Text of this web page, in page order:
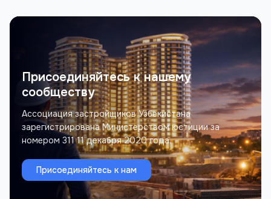
Присоединяйтесь к нашему
сообществу
Ассоциация застройщиков Узбекистана
зарегистрирована Министерством юстиции за
номером 311 11 декабря 2020 года.
Присоединяйтесь к нам